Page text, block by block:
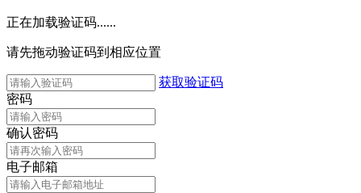
正在加载验证码......
请先拖动验证码到相应位置
获取验证码
密码
确认密码
电子邮箱